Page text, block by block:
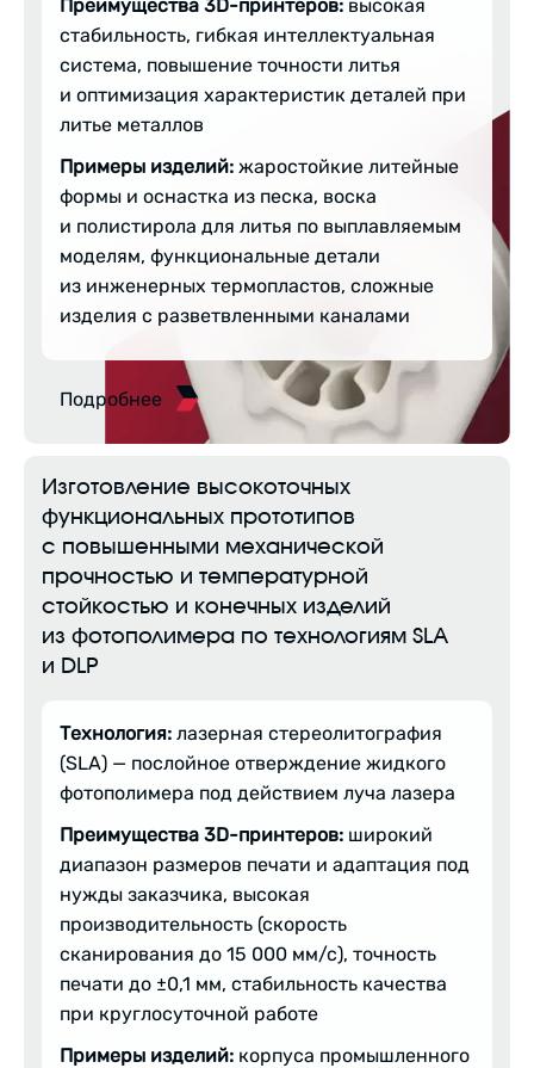
Преимущества 3D-принтеров: высокая
стабильность, гибкая интеллектуальная
система, повышение точности литья
и оптимизация характеристик деталей при
литье металлов
Примеры изделий: жаростойкие литейные
формы и оснастка из песка, воска
и полистирола для литья по выплавляемым
моделям, функциональные детали
из инженерных термопластов, сложные
изделия с разветвленными каналами
Подробнее
Изготовление высокоточных
функциональных прототипов
с повышенными механической
прочностью и температурной
стойкостью и конечных изделий
из фотополимера по технологиям SLA
и DLP
Технология: лазерная стереолитография
(SLA) — послойное отверждение жидкого
фотополимера под действием луча лазера
Преимущества 3D-принтеров: широкий
диапазон размеров печати и адаптация под
нужды заказчика, высокая
производительность (скорость
сканирования до 15 000 мм/с), точность
печати до ±0,1 мм, стабильность качества
при круглосуточной работе
Примеры изделий: корпуса промышленного